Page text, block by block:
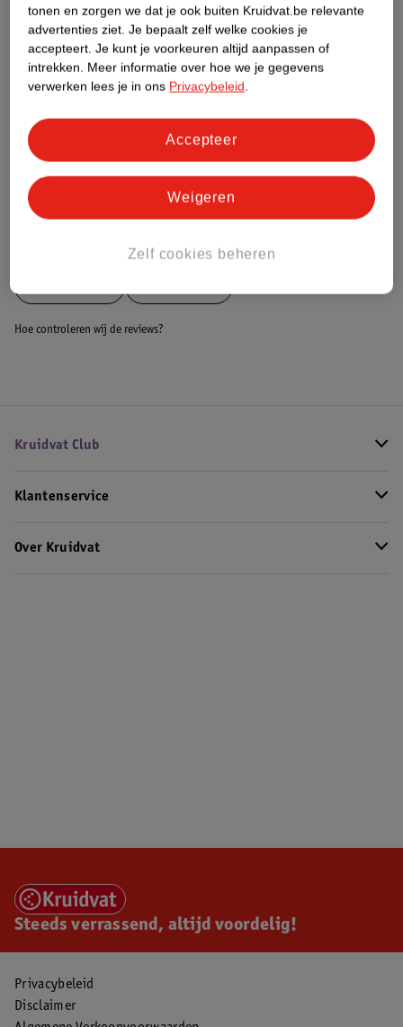
Nature Impact Score
Dit product heeft (nog) geen Nature
Impact Score.
Bestel & Bezorginformatie
Hoe controleren wij de reviews?
Kruidvat Club
Klantenservice
Over Kruidvat
Steeds verrassend, altijd voordelig!
Privacybeleid
Disclaimer
tonen en zorgen we dat je ook buiten Kruidvat.be relevante
advertenties ziet. Je bepaalt zelf welke cookies je
accepteert. Je kunt je voorkeuren altijd aanpassen of
intrekken. Meer informatie over hoe we je gegevens
verwerken lees je in ons Privacybeleid.
Zelf cookies beheren
Weigeren
Accepteer